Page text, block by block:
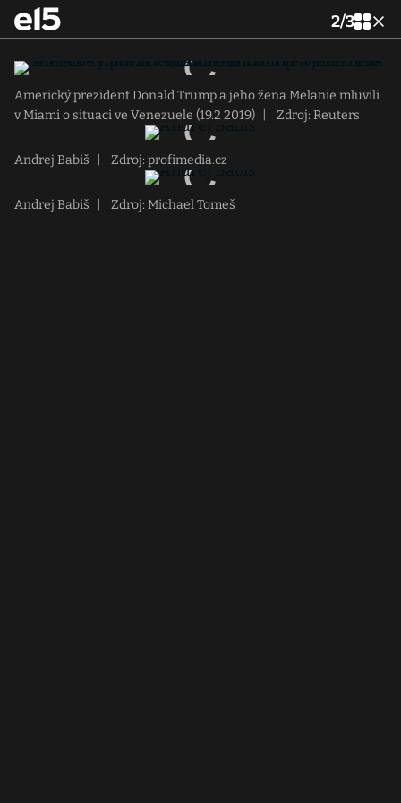
2/3
Americký prezident Donald Trump a jeho žena Melanie mluvili
v Miami o situaci ve Venezuele (19.2 2019)
Zdroj: Reuters
Andrej Babiš Zdroj: profimedia.cz
Andrej Babiš Zdroj: Michael Tomeš